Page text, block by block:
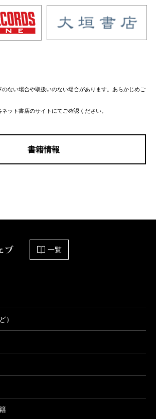
ない場合や取扱いのない場合があります。あらかじめご
ット書店のサイトにてご確認ください。
書籍情報
ブ 一覧
）